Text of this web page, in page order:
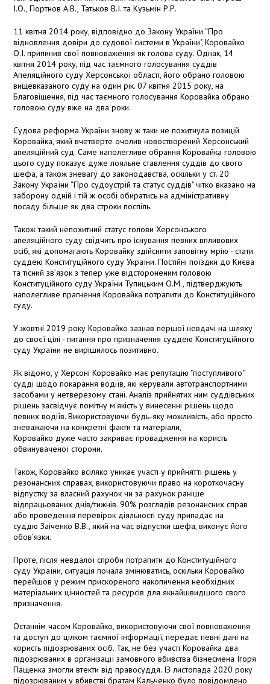
І.О., Портнов А.В., Татьков В.І. та Кузьмін Р.Р.
11 квітня 2014 року, відповідно до Закону України “Про
відновлення довіри до судової системи в України", Коровайко
О.І. припинив свої повноваження як голова суду. Однак, 14
квітня 2014 року, під час таємного голосування суддів
Апеляційного суду Херсонської області, його обрано головою
вищевказаного суду на один рік. 07 квітня 2015 року, на
Благовіщення, під час таємного голосування Коровайка обрано
головою суду вже на два роки.
Судова реформа України знову ж таки не похитнула позицій
Коровайка, який вчетверте очолив новостворений Херсонський
апеляційний суд. Саме наполегливе обрання Коровайка головою
цього суду показує дуже лояльне ставлення суддів до свого
шефа, а також зневагу до законодавства, оскільки у ст. 20
Закону України “Про судоустрій та статус суддів" чітко вказано на
заборону одній і тій ж особі обиратись на адміністративну
посаду більше як два строки поспіль.
Також такий непохитний статус голови Херсонського
апеляційного суду свідчить про існування певних впливових
осіб, які допомагають Коровайку здійснити заповітну мрію - стати
суддею Конституційного суду України. Постійні поїздки до Києва
та тісний зв’язок з тепер уже відстороненим головою
Конституційного суду України Тупицьким О.М., підтверджують
наполегливе прагнення Коровайка потрапити до Конституційного
суду.
У жовтні 2019 року Коровайко зазнав першої невдачі на шляху
до своєї цілі - питання про призначення суддею Конституційного
суду України не вирішилось позитивно.
Як відомо, у Херсоні Коровайко має репутацію "поступливого"
судді щодо покарання водіїв, які керували автотранспортними
засобами у нетверезому стані. Аналіз прийнятих ним суддівських
рішень засвідчує помітну м'якість у винесенні рішень щодо
певних водіїв. Використовуючи будь-яку можливість, або просто
зневажаючи на конкретні факти та матеріали,
Коровайко дуже часто закриває провадження на користь
обвинуваченої сторони.
Також, Коровайко всіляко уникає участі у прийнятті рішень у
резонансних справах, використовуючи право на короткочасну
відпустку за власний рахунок чи за рахунок раніше
відпрацьованих днів/тижнів. 90% розглядів резонансних справ
або проведення перевірок діяльності суду припадає на
суддю Заіченко В.В., який на час відпустки шефа, виконує його
обов’язки.
Проте, після невдалої спроби потрапити до Конституційного
суду України, ситуація почала змінюватись, оскільки Коровайко
перейшов у режим прискореного накопичення необхідних
матеріальних цінностей та ресурсів для якнайшвидшого свого
призначення.
Останнім часом Коровайко, використовуючи свої повноваження
та доступ до цілком таємної інформації, передає певні дані на
користь підозрюваних осіб. Так, не без участі Коровайка два
підозрюваних в організації замовного вбивства бізнесмена Ігоря
Пащенка змогли втекти від правосуддя. ІЗ листопада 2020 року
підозрюваним у вбивстві братам Кальченко було повідомлено